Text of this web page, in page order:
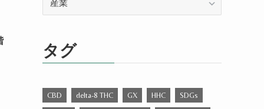
ー
タグ
CBD delta-8 THC GX HHC SDGs